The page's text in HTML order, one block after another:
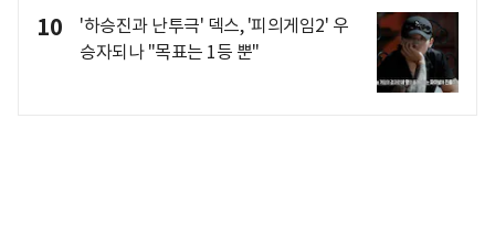
10
'하승진과 난투극' 덱스, '피의게임2' 우
승자되나 "목표는 1등 뿐"